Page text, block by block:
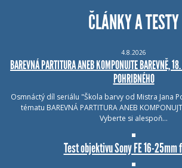
ČLÁNKY A TESTY
4.8.2026
BAREVNÁ PARTITURA ANEB KOMPONUJTE BAREVNĚ,
POHRIBNÉHO
Osmnáctý díl seriálu "Škola barvy od Mistra Jana
tématu BAREVNÁ PARTITURA ANEB
Vyberte si alespoň…
Test objektivu Sony FE 16-25mm